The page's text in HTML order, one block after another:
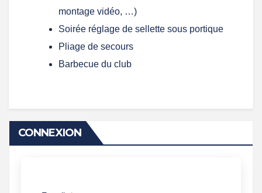
montage vidéo, …)
Soirée réglage de sellette sous portique
Pliage de secours
Barbecue du club
CONNEXION